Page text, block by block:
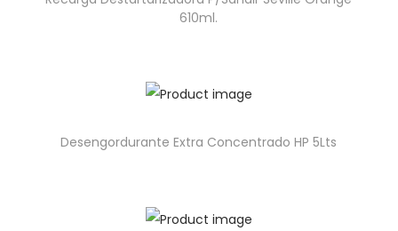
610ml.
Desengordurante Extra Concentrado HP 5Lts